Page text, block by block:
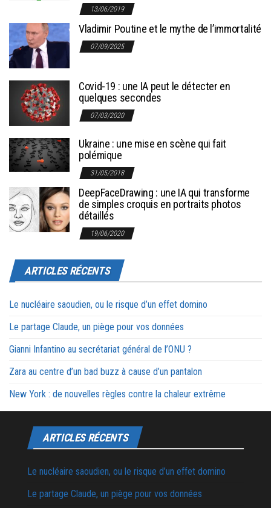
13/06/2019
Vladimir Poutine et le mythe de l’immortalité
07/09/2025
Covid-19 : une IA peut le détecter en
quelques secondes
07/03/2020
Ukraine : une mise en scène qui fait
polémique
31/05/2018
DeepFaceDrawing : une IA qui transforme
de simples croquis en portraits photos
détaillés
19/06/2020
ARTICLES RÉCENTS
Le nucléaire saoudien, ou le risque d’un effet domino
Le partage Claude, un piège pour vos données
Gianni Infantino au secrétariat général de l’ONU ?
Zara au centre d’un bad buzz à cause d’un pantalon
New York : de nouvelles règles contre la chaleur extrême
ARTICLES RÉCENTS
Le nucléaire saoudien, ou le risque d’un effet domino
Le partage Claude, un piège pour vos données